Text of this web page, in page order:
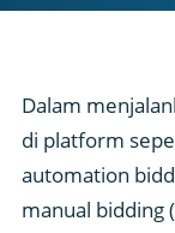
Dalam
di platform
automation
manual bidding